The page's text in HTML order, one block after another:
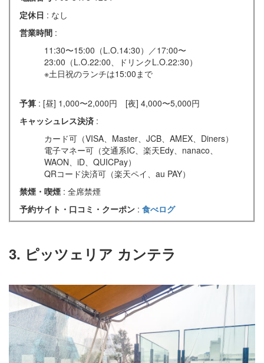
定休日 : なし
営業時間 :
11:30〜15:00（L.O.14:30）／17:00〜
23:00（L.O.22:00、ドリンクL.O.22:30）
※土日祝のランチは15:00まで
予算 : [昼] 1,000〜2,000円 [夜] 4,000〜5,000円
キャッシュレス決済 :
カード可（VISA、Master、JCB、AMEX、Diners）
電子マネー可（交通系IC、楽天Edy、nanaco、
WAON、iD、QUICPay）
QRコード決済可（楽天ペイ、au PAY）
禁煙・喫煙 : 全席禁煙
予約サイト・口コミ・クーポン : 食べログ
3. ピッツェリア カンテラ